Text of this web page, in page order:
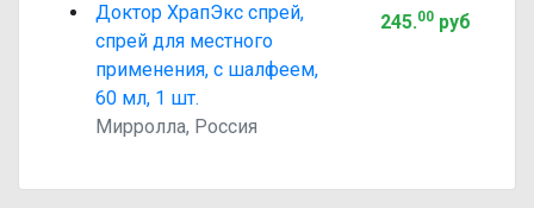
Доктор ХрапЭкс спрей,
спрей для местного
применения, с шалфеем,
60 мл, 1 шт.
Мирролла, Россия
245.00руб